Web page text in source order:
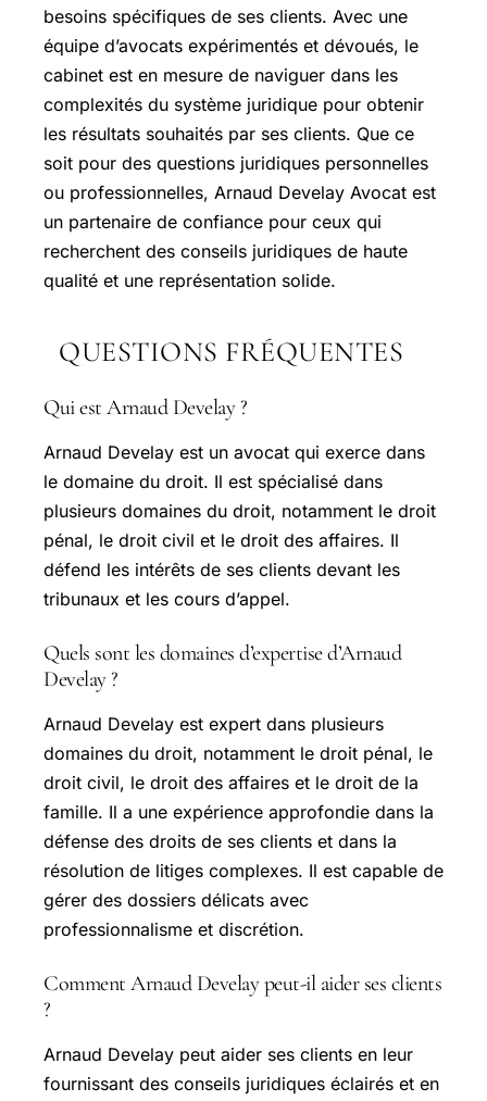
besoins spécifiques de ses clients. Avec une
équipe d’avocats expérimentés et dévoués, le
cabinet est en mesure de naviguer dans les
complexités du système juridique pour obtenir
les résultats souhaités par ses clients. Que ce
soit pour des questions juridiques personnelles
ou professionnelles, Arnaud Develay Avocat est
un partenaire de confiance pour ceux qui
recherchent des conseils juridiques de haute
qualité et une représentation solide.
QUESTIONS FRÉQUENTES
Qui est Arnaud Develay ?
Arnaud Develay est un avocat qui exerce dans
le domaine du droit. Il est spécialisé dans
plusieurs domaines du droit, notamment le droit
pénal, le droit civil et le droit des affaires. Il
défend les intérêts de ses clients devant les
tribunaux et les cours d’appel.
Quels sont les domaines d’expertise d’Arnaud
Develay ?
Arnaud Develay est expert dans plusieurs
domaines du droit, notamment le droit pénal, le
droit civil, le droit des affaires et le droit de la
famille. Il a une expérience approfondie dans la
défense des droits de ses clients et dans la
résolution de litiges complexes. Il est capable de
gérer des dossiers délicats avec
professionnalisme et discrétion.
Comment Arnaud Develay peut-il aider ses clients
?
Arnaud Develay peut aider ses clients en leur
fournissant des conseils juridiques éclairés et en